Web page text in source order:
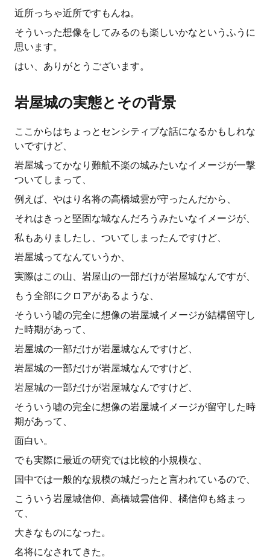
近所っちゃ近所ですもんね。
そういった想像をしてみるのも楽しいかなというふうに
思います。
はい、ありがとうございます。
岩屋城の実態とその背景
ここからはちょっとセンシティブな話になるかもしれな
いですけど、
岩屋城ってかなり難航不楽の城みたいなイメージが一撃
ついてしまって、
例えば、やはり名将の高橋城雲が守ったんだから、
それはきっと堅固な城なんだろうみたいなイメージが、
私もありましたし、ついてしまったんですけど、
岩屋城ってなんていうか、
実際はこの山、岩屋山の一部だけが岩屋城なんですが、
もう全部にクロアがあるような、
そういう嘘の完全に想像の岩屋城イメージが結構留守し
た時期があって、
岩屋城の一部だけが岩屋城なんですけど、
岩屋城の一部だけが岩屋城なんですけど、
岩屋城の一部だけが岩屋城なんですけど、
そういう嘘の完全に想像の岩屋城イメージが留守した時
期があって、
面白い。
でも実際に最近の研究では比較的小規模な、
国中では一般的な規模の城だったと言われているので、
こういう岩屋城信仰、高橋城雲信仰、橘信仰も絡まっ
て、
大きなものになった。
名将になされてきた。